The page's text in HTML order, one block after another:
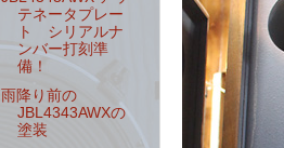
テネータプレー
ト シリアルナ
ンバー打刻準
備！
雨降り前の
JBL4343AWXの
塗装